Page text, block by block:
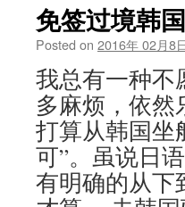
免签过境韩
Posted on 2016年 02月8
我总有一种不
多麻烦，依然
打算从韩国坐
可”。虽说日
有明确的从下